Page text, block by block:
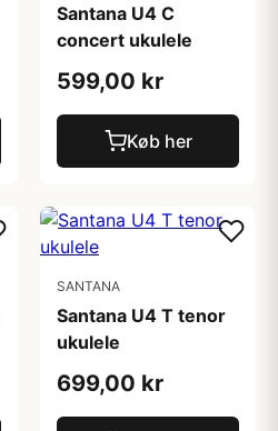
Santana U4 C
concert ukulele
599,00 kr
Køb her
SANTANA
Santana U4 T tenor
ukulele
699,00 kr